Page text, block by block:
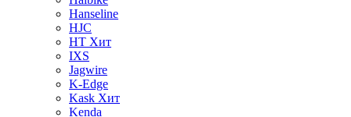
Hanseline
HJC
HT Хит
IXS
Jagwire
K-Edge
Kask Хит
Kenda